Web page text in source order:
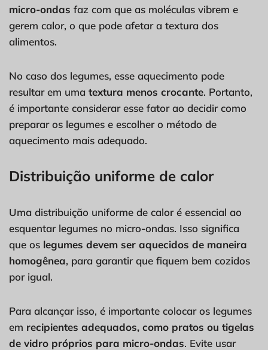
micro-ondas faz com que as moléculas vibrem e
gerem calor, o que pode afetar a textura dos
alimentos.
No caso dos legumes, esse aquecimento pode
resultar em uma textura menos crocante. Portanto,
é importante considerar esse fator ao decidir como
preparar os legumes e escolher o método de
aquecimento mais adequado.
Distribuição uniforme de calor
Uma distribuição uniforme de calor é essencial ao
esquentar legumes no micro-ondas. Isso significa
que os legumes devem ser aquecidos de maneira
homogênea, para garantir que fiquem bem cozidos
por igual.
Para alcançar isso, é importante colocar os legumes
em recipientes adequados, como pratos ou tigelas
de vidro próprios para micro-ondas. Evite usar